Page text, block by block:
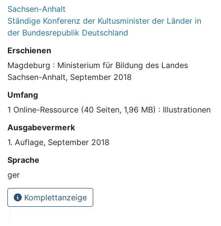
Sachsen-Anhalt
Ständige Konferenz der Kultusminister der Länder in
der Bundesrepublik Deutschland
Erschienen
Magdeburg : Ministerium für Bildung des Landes
Sachsen-Anhalt, September 2018
Umfang
1 Online-Ressource (40 Seiten, 1,96 MB) : Illustrationen
Ausgabevermerk
1. Auflage, September 2018
Sprache
ger
Komplettanzeige